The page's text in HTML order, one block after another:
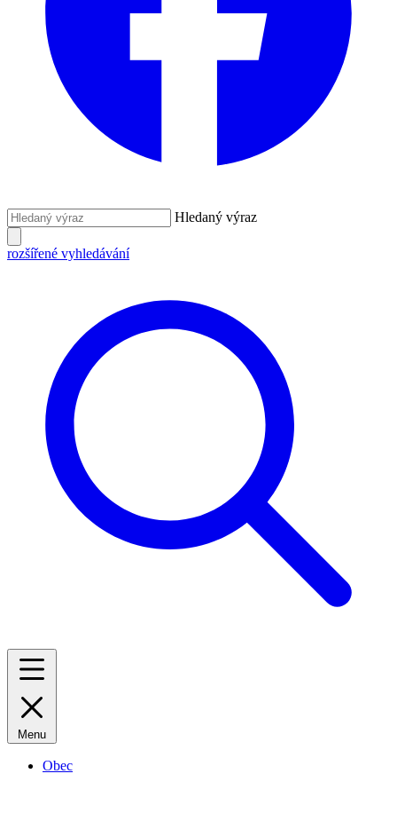
Hledaný výraz
rozšířené vyhledávání
Menu
Obec